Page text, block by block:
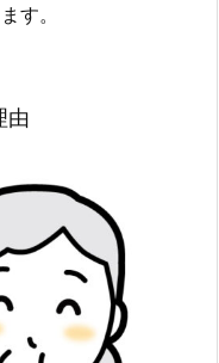
す。
由